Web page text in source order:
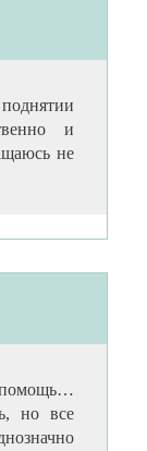
и
не
помощь…
но все